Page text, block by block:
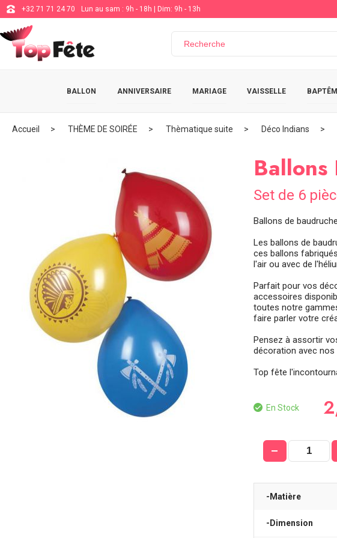
+32 71 71 24 70 Lun au sam : 9h - 18h | Dim: 9h - 13h
BALLON ANNIVERSAIRE MARIAGE VAISSELLE
Accueil THÈME DE SOIRÉE Thèmatique suite Déco Indians
Ballons
Set de 6
Ballons de
Les ballons de
ces ballons
l'air ou avec de
Parfait pour vos
accessoires
toutes notre
faire parler votre
Pensez à assortir
décoration avec nos
Top fête
En Stock
-Matière
-Dimension